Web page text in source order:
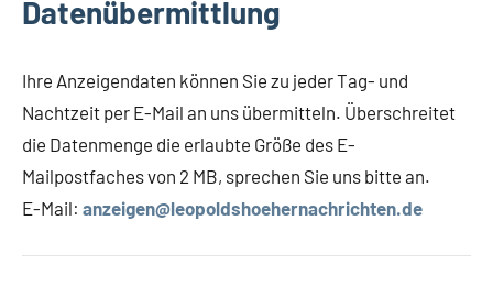
Datenübermittlung
Ihre Anzeigendaten können Sie zu jeder Tag- und
Nachtzeit per E-Mail an uns übermitteln. Überschreitet
die Datenmenge die erlaubte Größe des E-
Mailpostfaches von 2 MB, sprechen Sie uns bitte an.
E-Mail: anzeigen@leopoldshoehernachrichten.de